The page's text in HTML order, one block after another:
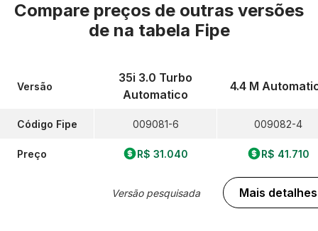
Compare preços de outras versões
de na tabela Fipe
Versão
Código Fipe
Preço
35i 3.0 Turbo
Automatico
009081-6
R$ 31.040
Versão pesquisada
4.4 M
009082-4
R$ 41.710
Mais detalhes